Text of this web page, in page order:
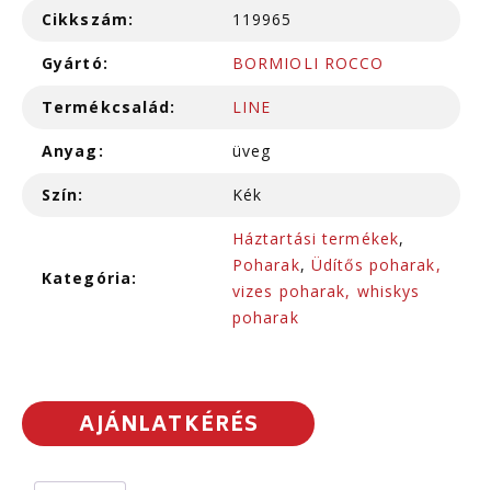
Cikkszám: 119965
Gyártó: BORMIOLI ROCCO
Termékcsalád: LINE
Anyag: üveg
Szín: Kék
Kategória:
Háztartási termékek,
Poharak, Üdítős poharak,
vizes poharak, whiskys
poharak
AJÁNLATKÉRÉS